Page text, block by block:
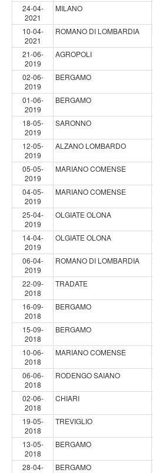
24-04-
2021
MILANO
10-04-
2021
ROMANO DI LOMBARDIA
21-06-
2019
AGROPOLI
02-06-
2019
BERGAMO
01-06-
2019
BERGAMO
18-05-
2019
SARONNO
12-05-
2019
ALZANO LOMBARDO
05-05-
2019
MARIANO COMENSE
04-05-
2019
MARIANO COMENSE
25-04-
2019
OLGIATE OLONA
14-04-
2019
OLGIATE OLONA
06-04-
2019
ROMANO DI LOMBARDIA
22-09-
2018
TRADATE
16-09-
2018
BERGAMO
15-09-
2018
BERGAMO
10-06-
2018
MARIANO COMENSE
06-06-
2018
RODENGO SAIANO
02-06-
2018
CHIARI
19-05-
2018
TREVIGLIO
13-05-
2018
BERGAMO
28-04-
BERGAMO